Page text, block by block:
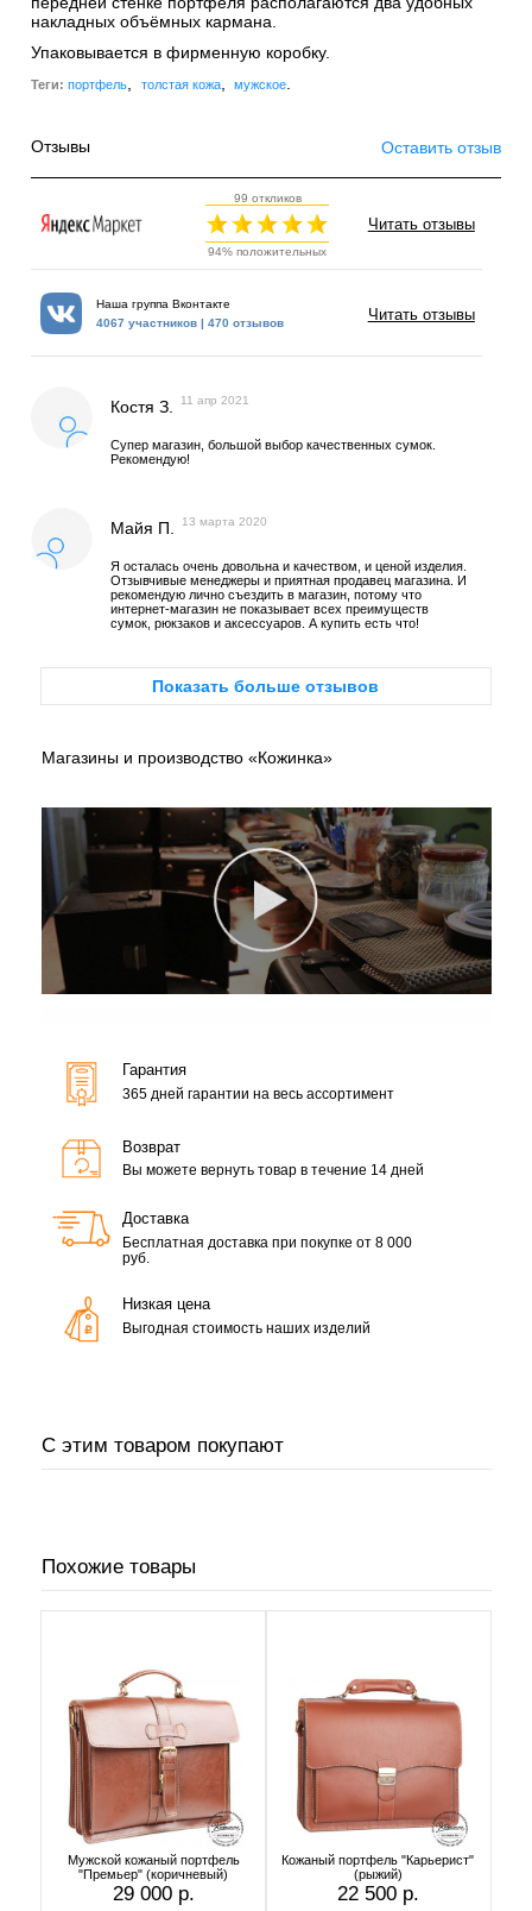
накладных объёмных кармана.
Упаковывается в фирменную коробку.
Теги: портфель толстая кожа, мужское
Отзывы Оставить отзыв
99 откликов
94% положительных
Читать отзывы
Наша группа Вконтакте
4067 участников | 470 отзывов
Читать отзывы
Костя З. 11 апр 2021
Супер магазин, большой выбор качественных сумок.
Рекомендую!
Майя П. 13 марта 2020
Я осталась очень довольна и качеством, и ценой изделия.
Отзывчивые менеджеры и приятная продавец магазина. И
рекомендую лично съездить в магазин, потому что
интернет-магазин не показывает всех преимуществ
сумок, рюкзаков и аксессуаров. А купить есть что!
Показать больше отзывов
Магазины и производство «Кожинка»
Гарантия
365 дней гарантии на весь ассортимент
Возврат
Вы можете вернуть товар в течение 14 дней
Доставка
Бесплатная доставка при покупке от 8 000
руб.
Низкая цена
Выгодная стоимость наших изделий
С этим товаром покупают
Похожие товары
Мужской кожаный портфель
"Премьер" (коричневый)
29 000 р.
Кожаный портфель "Карьерист"
(рыжий)
22 500 р.